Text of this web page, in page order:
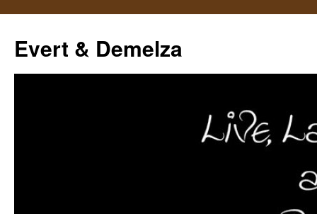
de
inhoud
Evert & Demelza